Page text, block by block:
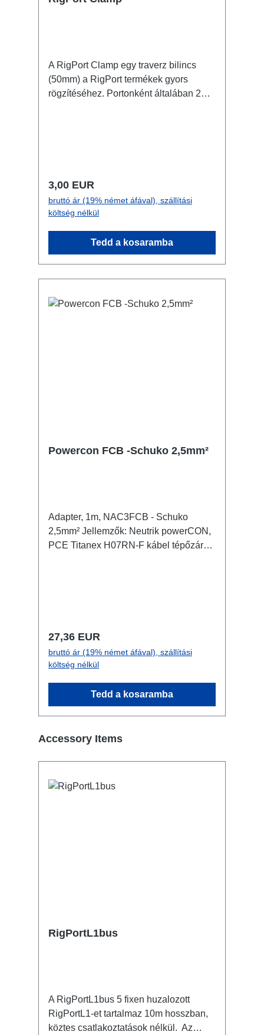
A RigPort Clamp egy traverz bilincs
(50mm) a RigPort termékek gyors
rögzítéséhez. Portonként általában 2
Normál ár:
3,00 EUR
bruttó ár (19% német áfával), szállítási
költség nélkül
Tedd a kosaramba
Powercon FCB -Schuko 2,5mm²
Adapter, 1m, NAC3FCB - Schuko
2,5mm² Jellemzők: Neutrik powerCON,
PCE Titanex H07RN-F kábel tépőzáras
Normál ár:
27,36 EUR
bruttó ár (19% német áfával), szállítási
költség nélkül
Tedd a kosaramba
Termékgaléria kihagyása
Accessory Items
RigPortL1bus
A RigPortL1bus 5 fixen huzalozott
RigPortL1-et tartalmaz 10m hosszban,
köztes csatlakoztatások nélkül. Az